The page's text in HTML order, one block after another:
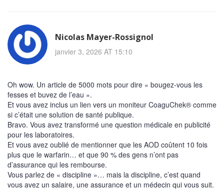
Nicolas Mayer-Rossignol
janvier 3, 2026 AT 15:10
Oh wow. Un article de 5000 mots pour dire « bougez-vous les
fesses et buvez de l’eau ».
Et vous avez inclus un lien vers un moniteur CoaguChek® comme
si c’était une solution de santé publique.
Bravo. Vous avez transformé une question médicale en publicité
pour les laboratoires.
Et vous avez oublié de mentionner que les AOD coûtent 10 fois
plus que le warfarin… et que 90 % des gens n’ont pas
d’assurance qui les rembourse.
Vous parlez de « discipline »… mais la discipline, c’est quand
vous avez un salaire, une assurance et un médecin qui vous suit.